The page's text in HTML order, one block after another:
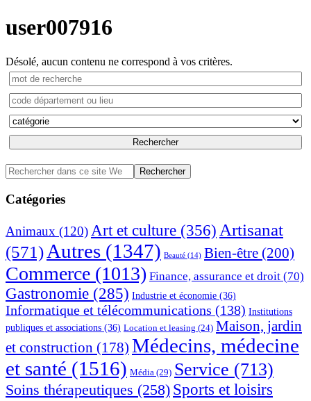
user007916
Désolé, aucun contenu ne correspond à vos critères.
Barre
latérale
principale
Rechercher
dans
ce
site
Catégories
Animaux (120)Art et culture (356) Artisanat
(571) Autres (1347) Beauté (14) Bien-être (200)
Commerce (1013) Finance, assurance et droit (70)
Gastronomie (285) Industrie et économie (36)
Informatique et télécommunications (138) Institutions
publiques et associations (36) Location et leasing (24) Maison, jardin
et construction (178) Médecins, médecine
et santé (1516) Média (29) Service (713)
Soins thérapeutiques (258) Sports et loisirs